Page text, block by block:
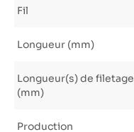
Fil
Longueur (mm)
Longueur(s) de filetage
(mm)
Production